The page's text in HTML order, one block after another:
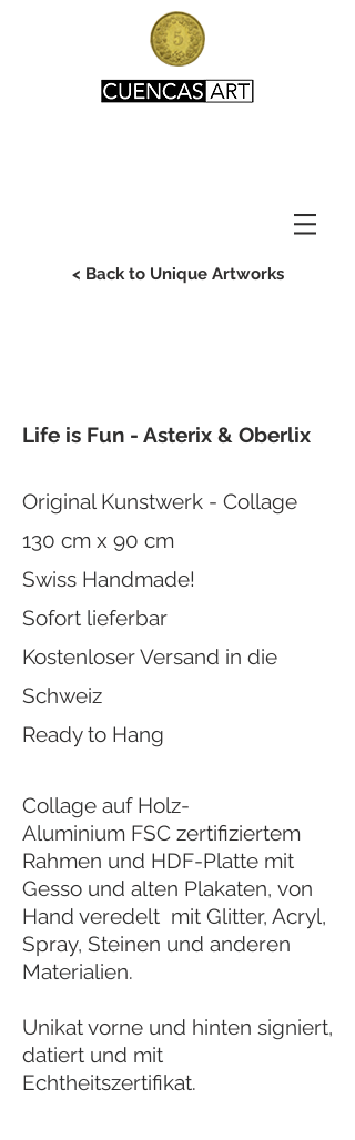
< Back to Unique Artworks
Life is Fun - Asterix & Oberlix
Original Kunstwerk - Collage
130 cm x 90 cm
Swiss Handmade!
Sofort lieferbar
Kostenloser Versand in die
Schweiz
Ready to Hang
Collage auf Holz-
Aluminium FSC zertifiziertem
Rahmen und HDF-Platte mit
Gesso und alten Plakaten, von
Hand veredelt mit Glitter, Acryl,
Spray, Steinen und anderen
Materialien.
Unikat vorne und hinten signiert,
datiert und mit
Echtheitszertifikat.